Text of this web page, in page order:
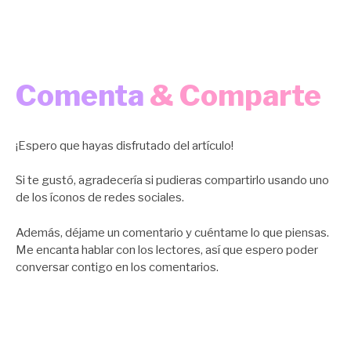
Comenta & Comparte
¡Espero que hayas disfrutado del artículo!
Si te gustó, agradecería si pudieras compartirlo usando uno
de los íconos de redes sociales.
Además, déjame un comentario y cuéntame lo que piensas.
Me encanta hablar con los lectores, así que espero poder
conversar contigo en los comentarios.